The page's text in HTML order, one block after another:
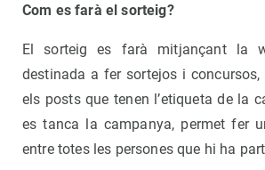
Com es farà el sorteig?
El sorteig es farà mitjançant la
destinada a fer sortejos i
els posts que tenen l’etiqueta de la
es tanca la campanya, permet fer
entre totes les persones que hi ha